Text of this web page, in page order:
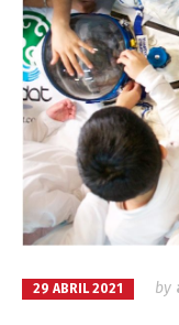
29 ABRIL 2021 by